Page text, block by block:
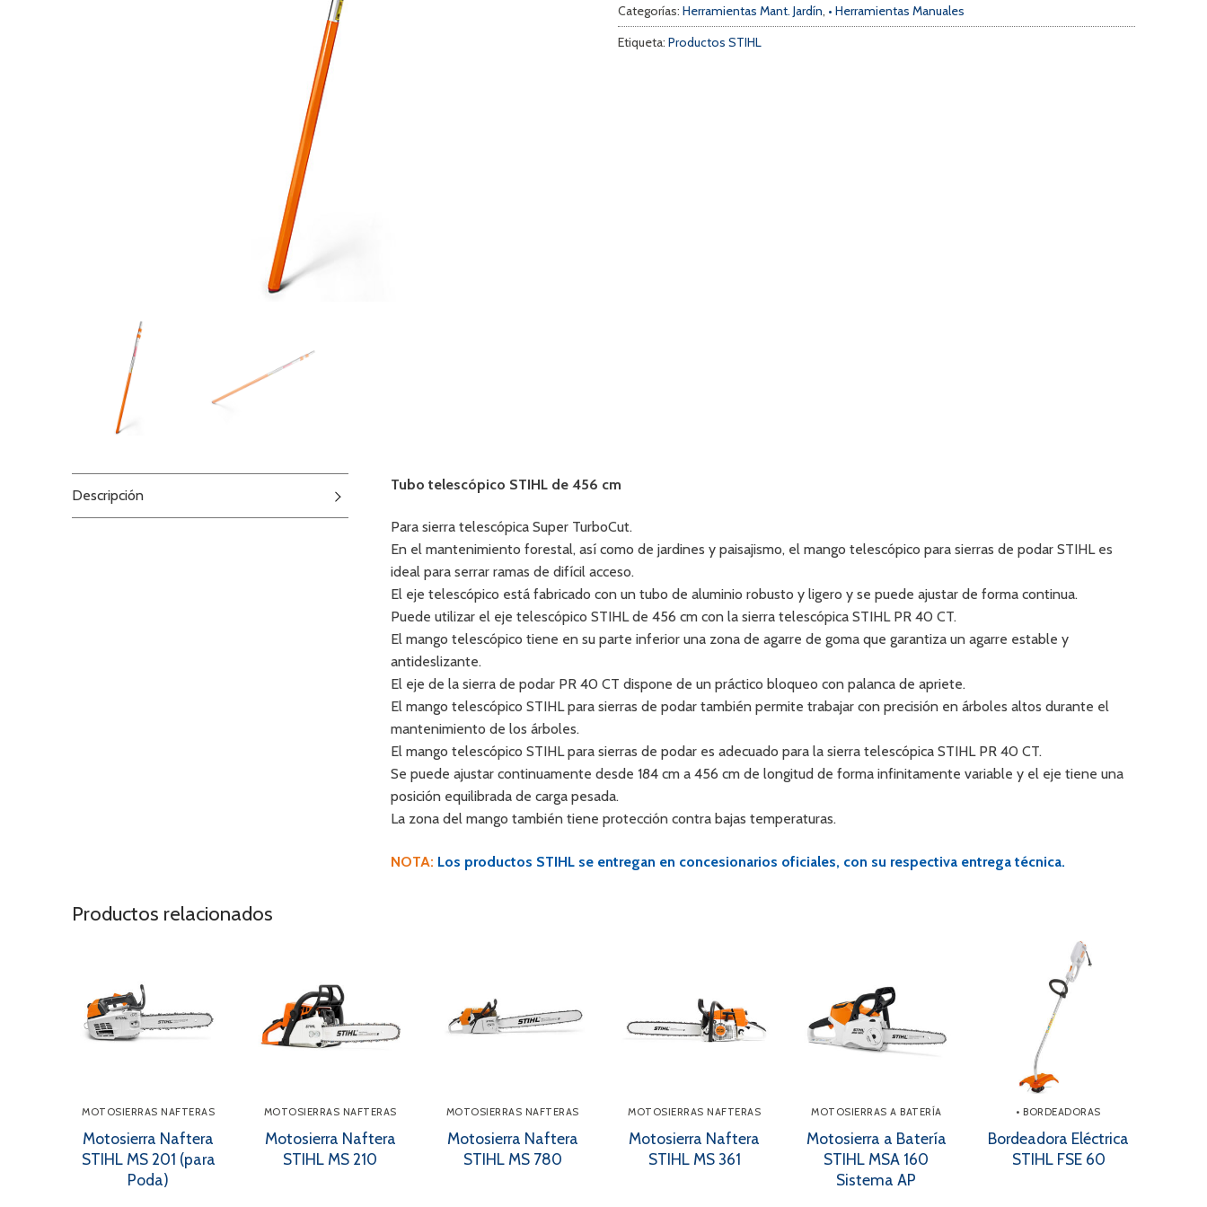
Servicio Técnico
Contacto
Categorías: Herramientas Mant. Jardín, • Herramientas Manuales
Etiqueta: Productos STIHL
Descripción
Tubo telescópico STIHL de 456 cm
Para sierra telescópica Super TurboCut.
En el mantenimiento forestal, así como de jardines y paisajismo, el mango telescópico para sierras de podar STIHL es
ideal para serrar ramas de difícil acceso.
El eje telescópico está fabricado con un tubo de aluminio robusto y ligero y se puede ajustar de forma continua.
Puede utilizar el eje telescópico STIHL de 456 cm con la sierra telescópica STIHL PR 40 CT.
El mango telescópico tiene en su parte inferior una zona de agarre de goma que garantiza un agarre estable y
antideslizante.
El eje de la sierra de podar PR 40 CT dispone de un práctico bloqueo con palanca de apriete.
El mango telescópico STIHL para sierras de podar también permite trabajar con precisión en árboles altos durante el
mantenimiento de los árboles.
El mango telescópico STIHL para sierras de podar es adecuado para la sierra telescópica STIHL PR 40 CT.
Se puede ajustar continuamente desde 184 cm a 456 cm de longitud de forma infinitamente variable y el eje tiene una
posición equilibrada de carga pesada.
La zona del mango también tiene protección contra bajas temperaturas.
NOTA: Los productos STIHL se entregan en concesionarios oficiales, con su respectiva entrega técnica.
Productos relacionados
MOTOSIERRAS NAFTERAS
Motosierra Naftera
STIHL MS 201 (para
Poda)
MOTOSIERRAS NAFTERAS
Motosierra Naftera
STIHL MS 210
MOTOSIERRAS NAFTERAS
Motosierra Naftera
STIHL MS 780
MOTOSIERRAS NAFTERAS
Motosierra Naftera
STIHL MS 361
MOTOSIERRAS A BATERÍA
Motosierra a Batería
STIHL MSA 160
Sistema AP
• BORDEADORAS
Bordeadora Eléctrica
STIHL FSE 60